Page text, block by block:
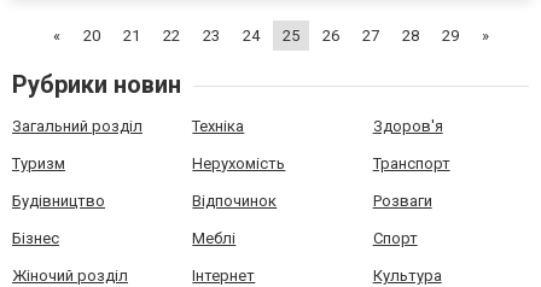
«
20 21 22 23 24 25 26 27 28 29 »
Рубрики новин
Загальний розділ Техніка Здоров'я
Туризм Нерухомість Транспорт
Будівництво Відпочинок Розваги
Бізнес Меблі Спорт
Жіночий розділ Інтернет Культура